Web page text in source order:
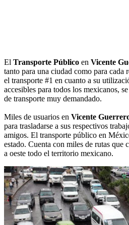
El Transporte Público en Vicente
tanto para una ciudad como para cada
el transporte #1 en cuanto a su
accesibles para todos los mexicanos,
de transporte muy demandado.
Miles de usuarios en Vicente
para trasladarse a sus respectivos
amigos. El transporte público en
estado. Cuenta con miles de rutas que
a oeste todo el territorio mexicano.